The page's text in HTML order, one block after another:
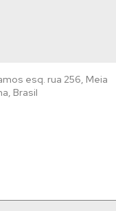
esq. rua 256, Meia
, Brasil